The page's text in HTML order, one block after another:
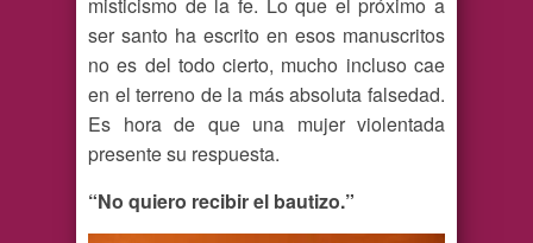
misticismo de la fe. Lo que el próximo a
ser santo ha escrito en esos manuscritos
no es del todo cierto, mucho incluso cae
en el terreno de la más absoluta falsedad.
Es hora de que una mujer violentada
presente su respuesta.
“No quiero recibir el bautizo.”